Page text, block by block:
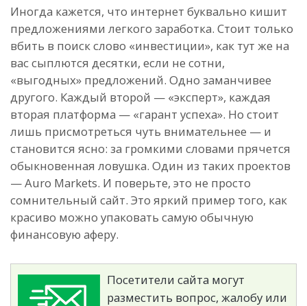
Иногда кажется, что интернет буквально кишит
предложениями легкого заработка. Стоит только
вбить в поиск слово «инвестиции», как тут же на
вас сыплются десятки, если не сотни,
«выгодных» предложений. Одно заманчивее
другого. Каждый второй — «эксперт», каждая
вторая платформа — «гарант успеха». Но стоит
лишь присмотреться чуть внимательнее — и
становится ясно: за громкими словами прячется
обыкновенная ловушка. Один из таких проектов
— Auro Markets. И поверьте, это не просто
сомнительный сайт. Это яркий пример того, как
красиво можно упаковать самую обычную
финансовую аферу.
Посетители сайта могут
разместить вопрос, жалобу или